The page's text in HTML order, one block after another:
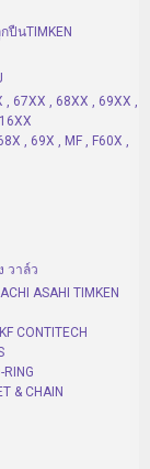
นTIMKEN
67XX , 68XX , 69XX ,
, 69X , MF , F60X ,
วาล์ว
ASAHI TIMKEN
CONTITECH
& CHAIN